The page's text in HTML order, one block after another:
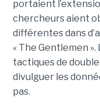
portaient
chercheurs aient
différentes dans
« The Gentlemen
tactiques de
divulguer les
pas.